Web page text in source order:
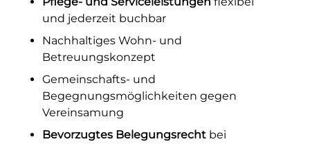
und jederzeit buchbar
Nachhaltiges Wohn- und
Betreuungskonzept
Gemeinschafts- und
Begegnungsmöglichkeiten gegen
Vereinsamung
Bevorzugtes Belegungsrechtbei